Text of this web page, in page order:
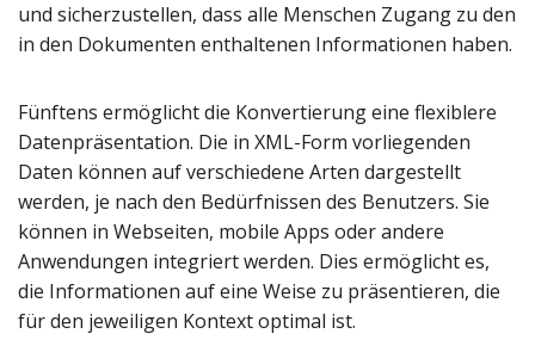
und sicherzustellen, dass alle Menschen Zugang zu den
in den Dokumenten enthaltenen Informationen haben.
Fünftens ermöglicht die Konvertierung eine flexiblere
Datenpräsentation. Die in XML-Form vorliegenden
Daten können auf verschiedene Arten dargestellt
werden, je nach den Bedürfnissen des Benutzers. Sie
können in Webseiten, mobile Apps oder andere
Anwendungen integriert werden. Dies ermöglicht es,
die Informationen auf eine Weise zu präsentieren, die
für den jeweiligen Kontext optimal ist.